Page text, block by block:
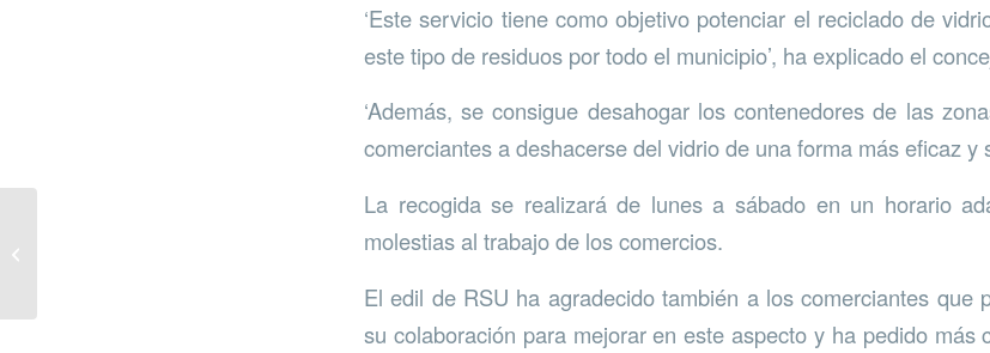
‘Este servicio tiene como objetivo potenciar el reciclado de
este tipo de residuos por todo el municipio’, ha explicado el
‘Además, se consigue desahogar los contenedores de las
comerciantes a deshacerse del vidrio de una forma más eficaz y
La recogida se realizará de lunes a sábado en un horario
molestias al trabajo de los comercios.
El edil de RSU ha agradecido también a los comerciantes que
su colaboración para mejorar en este aspecto y ha pedido más